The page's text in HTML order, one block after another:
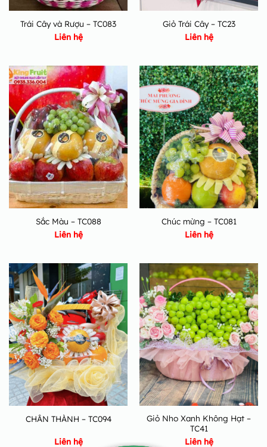
Trái Cây và Rượu – TC083
Liên hệ
Giỏ Trái Cây – TC23
Liên hệ
Sắc Màu – TC088
Liên hệ
Chúc mừng – TC081
Liên hệ
CHÂN THÀNH – TC094
Liên hệ
Giỏ Nho Xanh Không Hạt –
TC41
Liên hệ